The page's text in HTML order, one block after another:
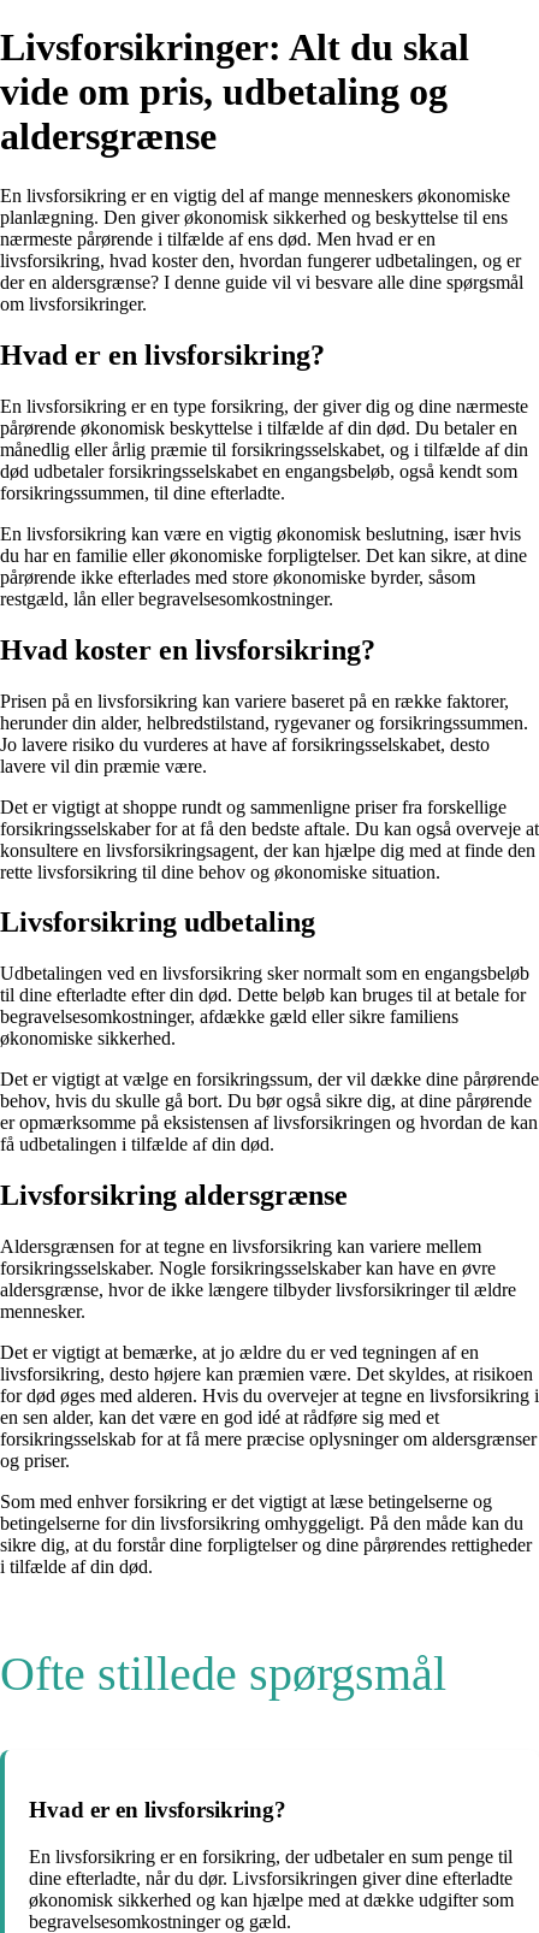
Livsforsikringer: Alt du skal
vide om pris, udbetaling og
aldersgrænse
En livsforsikring er en vigtig del af mange menneskers økonomiske
planlægning. Den giver økonomisk sikkerhed og beskyttelse til ens
nærmeste pårørende i tilfælde af ens død. Men hvad er en
livsforsikring, hvad koster den, hvordan fungerer udbetalingen, og er
der en aldersgrænse? I denne guide vil vi besvare alle dine spørgsmål
om livsforsikringer.
Hvad er en livsforsikring?
En livsforsikring er en type forsikring, der giver dig og dine nærmeste
pårørende økonomisk beskyttelse i tilfælde af din død. Du betaler en
månedlig eller årlig præmie til forsikringsselskabet, og i tilfælde af din
død udbetaler forsikringsselskabet en engangsbeløb, også kendt som
forsikringssummen, til dine efterladte.
En livsforsikring kan være en vigtig økonomisk beslutning, især hvis
du har en familie eller økonomiske forpligtelser. Det kan sikre, at dine
pårørende ikke efterlades med store økonomiske byrder, såsom
restgæld, lån eller begravelsesomkostninger.
Hvad koster en livsforsikring?
Prisen på en livsforsikring kan variere baseret på en række faktorer,
herunder din alder, helbredstilstand, rygevaner og forsikringssummen.
Jo lavere risiko du vurderes at have af forsikringsselskabet, desto
lavere vil din præmie være.
Det er vigtigt at shoppe rundt og sammenligne priser fra forskellige
forsikringsselskaber for at få den bedste aftale. Du kan også overveje at
konsultere en livsforsikringsagent, der kan hjælpe dig med at finde den
rette livsforsikring til dine behov og økonomiske situation.
Livsforsikring udbetaling
Udbetalingen ved en livsforsikring sker normalt som en engangsbeløb
til dine efterladte efter din død. Dette beløb kan bruges til at betale for
begravelsesomkostninger, afdække gæld eller sikre familiens
økonomiske sikkerhed.
Det er vigtigt at vælge en forsikringssum, der vil dække dine pårørende
behov, hvis du skulle gå bort. Du bør også sikre dig, at dine pårørende
er opmærksomme på eksistensen af livsforsikringen og hvordan de kan
få udbetalingen i tilfælde af din død.
Livsforsikring aldersgrænse
Aldersgrænsen for at tegne en livsforsikring kan variere mellem
forsikringsselskaber. Nogle forsikringsselskaber kan have en øvre
aldersgrænse, hvor de ikke længere tilbyder livsforsikringer til ældre
mennesker.
Det er vigtigt at bemærke, at jo ældre du er ved tegningen af en
livsforsikring, desto højere kan præmien være. Det skyldes, at risikoen
for død øges med alderen. Hvis du overvejer at tegne en livsforsikring i
en sen alder, kan det være en god idé at rådføre sig med et
forsikringsselskab for at få mere præcise oplysninger om aldersgrænser
og priser.
Som med enhver forsikring er det vigtigt at læse betingelserne og
betingelserne for din livsforsikring omhyggeligt. På den måde kan du
sikre dig, at du forstår dine forpligtelser og dine pårørendes rettigheder
i tilfælde af din død.
Ofte stillede spørgsmål
Hvad er en livsforsikring?
En livsforsikring er en forsikring, der udbetaler en sum penge til
dine efterladte, når du dør. Livsforsikringen giver dine efterladte
økonomisk sikkerhed og kan hjælpe med at dække udgifter som
begravelsesomkostninger og gæld.